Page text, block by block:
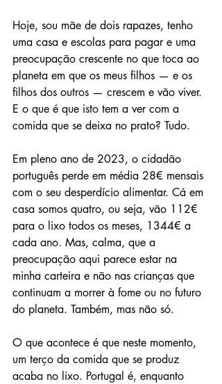
Hoje, sou mãe de dois rapazes, tenho
uma casa e escolas para pagar e uma
preocupação crescente no que toca ao
planeta em que os meus filhos — e os
filhos dos outros — crescem e vão viver.
E o que é que isto tem a ver com a
comida que se deixa no prato? Tudo.
Em pleno ano de 2023, o cidadão
português perde em média 28€ mensais
com o seu desperdício alimentar. Cá em
casa somos quatro, ou seja, vão 112€
para o lixo todos os meses, 1344€ a
cada ano. Mas, calma, que a
preocupação aqui parece estar na
minha carteira e não nas crianças que
continuam a morrer à fome ou no futuro
do planeta. Também, mas não só.
O que acontece é que neste momento,
um terço da comida que se produz
acaba no lixo. Portugal é, enquanto